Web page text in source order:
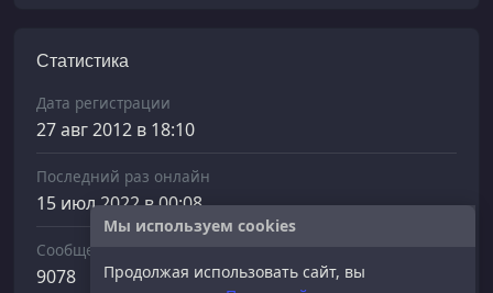
Статистика
Дата регистрации
27 авг 2012 в 18:10
Последний раз онлайн
15 июл 2022 в 00:08
Сообщений отправлено
9078
Мы используем cookies
Продолжая использовать сайт, вы